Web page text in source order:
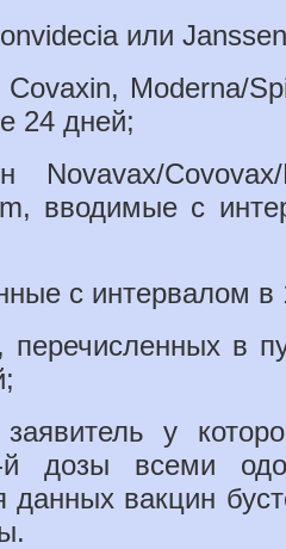
или
Moderna/
24 дней;
Covovax/
вводимые с
с интервалом в
в
у
дозы всеми
вакцин